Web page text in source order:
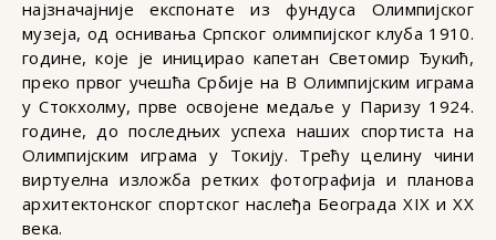
најзначајније експонате из фундуса Олимпијског
музеја, од оснивања Српског олимпијског клуба 1910.
године, које је иницирао капетан Светомир Ђукић,
преко првог учешћа Србије на В Олимпијским играма
у Стокхолму, прве освојене медаље у Паризу 1924.
године, до последњих успеха наших спортиста на
Олимпијским играма у Токију. Трећу целину чини
виртуелна изложба ретких фотографија и планова
архитектонског спортског наслеђа Београда XIX и XX
века.